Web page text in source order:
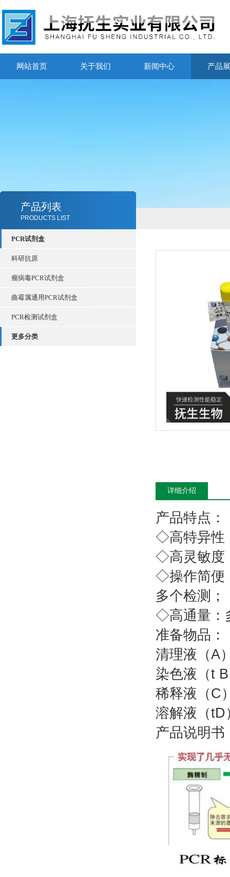
网站首页 关于我们 新闻中心 产品
产品列表
PRODUCTS LIST
PCR试剂盒
科研抗原
瘤病毒PCR试剂盒
曲霉属通用PCR试剂盒
PCR检测试剂盒
更多分类
详细介绍
产品特点：
◇高特异性
◇高灵敏度
◇操作简便
多个检测；
◇高通量：
准备物品：
清理
染色
稀释
溶解
产品